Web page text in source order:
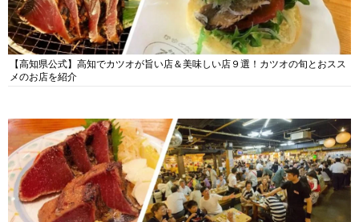
【高知県公式】高知でカツオが旨い店＆美味しい店９選！カツオの旬とおスス
メのお店を紹介